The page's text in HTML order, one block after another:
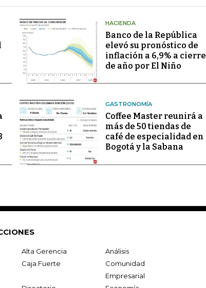
HACIENDA
Banco de la República
elevó su pronóstico de
inflación a 6,9% a cierre
de año por El Niño
GASTRONOMÍA
Coffee Master reunirá a
más de 50 tiendas de
café de especialidad en
Bogotá y la Sabana
Alta Gerencia
Análisis
Caja Fuerte
Comunidad
Empresarial